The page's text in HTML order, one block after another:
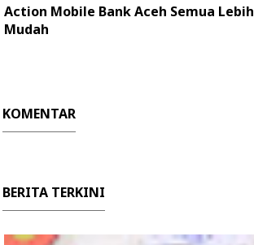
Action Mobile Bank Aceh Semua Lebih
Mudah
KOMENTAR
BERITA TERKINI